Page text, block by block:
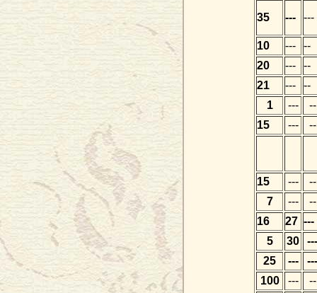
35 --- ---
10 ---
--
20
---
--
21
---
--
1
---
--
15
--- --
15 ---
--
7
---
--
16
27 ---
5
30
---
25
---
---
100
---
--